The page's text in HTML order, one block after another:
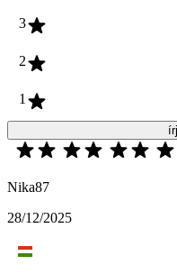
3
2
1
Nika87
28/12/2025